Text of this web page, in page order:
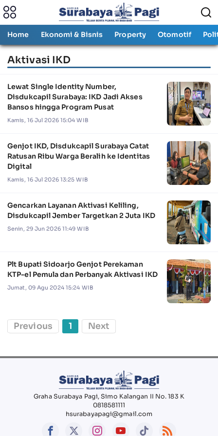
Home Ekonomi & Bisnis Property Otomotif
Aktivasi IKD
Lewat Single Identity Number,
Disdukcapil Surabaya: IKD Jadi Akses
Bansos hingga Program Pusat
Kamis, 16 Jul 2026 15:04 WIB
Genjot IKD, Disdukcapil Surabaya Catat
Ratusan Ribu Warga Beralih ke Identitas
Digital
Kamis, 16 Jul 2026 13:25 WIB
Gencarkan Layanan Aktivasi Keliling,
Disdukcapil Jember Targetkan 2 Juta IKD
Senin, 29 Jun 2026 11:49 WIB
Plt Bupati Sidoarjo Genjot Perekaman
KTP-el Pemula dan Perbanyak Aktivasi IKD
Jumat, 09 Agu 2024 15:24 WIB
Previous 1 Next
Graha Surabaya Pagi, Simo Kalangan II No. 183 K
0818581111
hsurabayapagi@gmail.com